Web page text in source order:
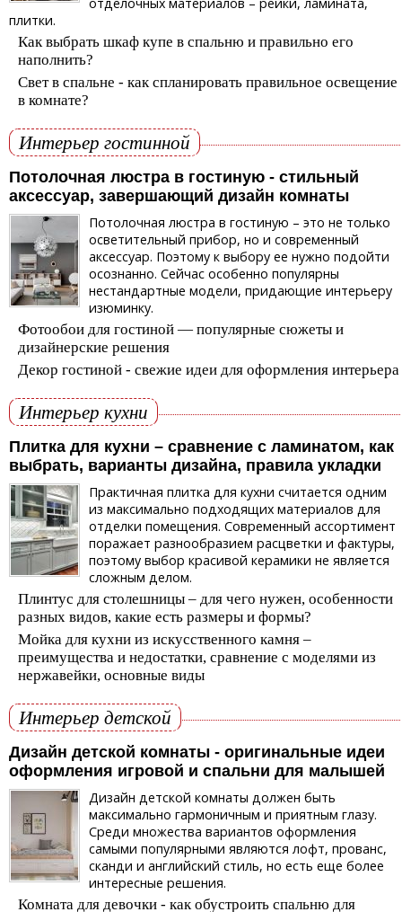
плитки.
Как выбрать шкаф купе в спальню и правильно его
наполнить?
Свет в спальне - как спланировать правильное освещение
в комнате?
Интерьер гостинной
Потолочная люстра в гостиную - стильный
аксессуар, завершающий дизайн комнаты
Потолочная люстра в гостиную – это не только
осветительный прибор, но и современный
аксессуар. Поэтому к выбору ее нужно подойти
осознанно. Сейчас особенно популярны
нестандартные модели, придающие интерьеру
изюминку.
Фотообои для гостиной — популярные сюжеты и
дизайнерские решения
Декор гостиной - свежие идеи для оформления интерьера
Интерьер кухни
Плитка для кухни – сравнение с ламинатом, как
выбрать, варианты дизайна, правила укладки
Практичная плитка для кухни считается одним
из максимально подходящих материалов для
отделки помещения. Современный ассортимент
поражает разнообразием расцветки и фактуры,
поэтому выбор красивой керамики не является
сложным делом.
Плинтус для столешницы – для чего нужен, особенности
разных видов, какие есть размеры и формы?
Мойка для кухни из искусственного камня –
преимущества и недостатки, сравнение c моделями из
нержавейки, основные виды
Интерьер детской
Дизайн детской комнаты - оригинальные идеи
оформления игровой и спальни для малышей
Дизайн детской комнаты должен быть
максимально гармоничным и приятным глазу.
Среди множества вариантов оформления
самыми популярными являются лофт, прованc,
сканди и английский стиль, но есть еще более
интересные решения.
Комната для девочки - как обустроить спальню для